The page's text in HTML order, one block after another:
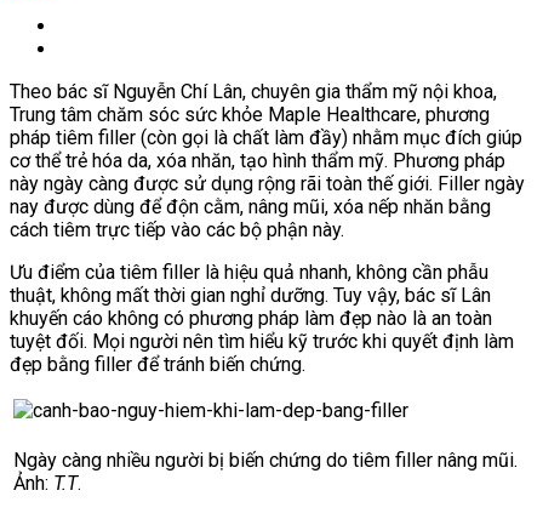
Theo bác sĩ Nguyễn Chí Lân, chuyên gia thẩm mỹ nội khoa,
Trung tâm chăm sóc sức khỏe Maple Healthcare, phương
pháp tiêm filler (còn gọi là chất làm đầy) nhằm mục đích giúp
cơ thể trẻ hóa da, xóa nhăn, tạo hình thẩm mỹ. Phương pháp
này ngày càng được sử dụng rộng rãi toàn thế giới. Filler ngày
nay được dùng để độn cằm, nâng mũi, xóa nếp nhăn bằng
cách tiêm trực tiếp vào các bộ phận này.
Ưu điểm của tiêm filler là hiệu quả nhanh, không cần phẫu
thuật, không mất thời gian nghỉ dưỡng. Tuy vậy, bác sĩ Lân
khuyến cáo không có phương pháp làm đẹp nào là an toàn
tuyệt đối. Mọi người nên tìm hiểu kỹ trước khi quyết định làm
đẹp bằng filler để tránh biến chứng.
Ngày càng nhiều người bị biến chứng do tiêm filler nâng mũi.
Ảnh: T.T.